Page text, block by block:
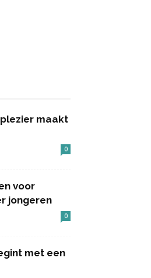
maakt
0
voor
jongeren
0
met een